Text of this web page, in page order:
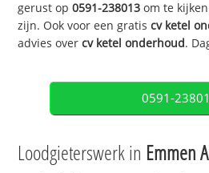
gerust op0591-238013 om te
zijn. Ook voor een gratiscv ketel
advies overcv ketel onderhoud.
0591-
Loodgieterswerk in Emmen